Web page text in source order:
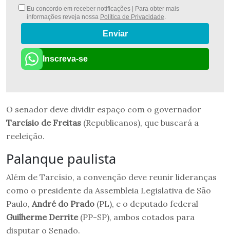
Eu concordo em receber notificações | Para obter mais
informações reveja nossa Política de Privacidade.
Enviar
Inscreva-se
O senador deve dividir espaço com o governador
Tarcísio de Freitas (Republicanos), que buscará a
reeleição.
Palanque paulista
Além de Tarcísio, a convenção deve reunir lideranças
como o presidente da Assembleia Legislativa de São
Paulo, André do Prado (PL), e o deputado federal
Guilherme Derrite(PP-SP), ambos cotados para
disputar o Senado.